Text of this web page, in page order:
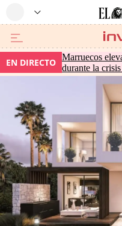
EN DIRECTO Marruecos
durante la